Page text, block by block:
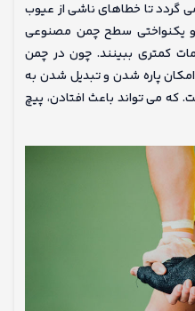
گردد تا خطاهای ناشی از عیوب
یکنواختی سطح چمن مصنوعی
کمتری ببینند. چون در چمن
پاره شدن و تبدیل شدن به
که می تواند باعث افتادن، پیچ